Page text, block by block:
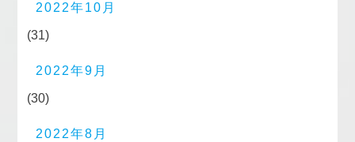
2022年10月
(31)
2022年9月
(30)
2022年8月